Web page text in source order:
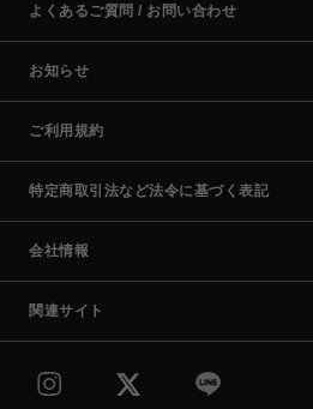
よくあるご質問 / お問い合わせ
お知らせ
ご利用規約
特定商取引法など法令に基づく表記
会社情報
関連サイト